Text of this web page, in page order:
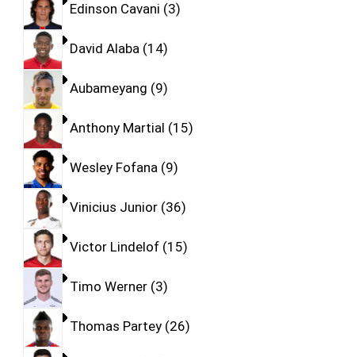
Edinson Cavani 3
David Alaba 14
Aubameyang 9
Anthony Martial 15
Wesley Fofana 9
Vinicius Junior 36
Victor Lindelof 15
Timo Werner 3
Thomas Partey 26